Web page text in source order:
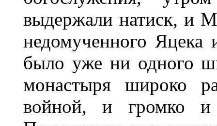
выдержали натиск, и
недомученного
было уже ни одного
монастыря широко
войной, и громко и